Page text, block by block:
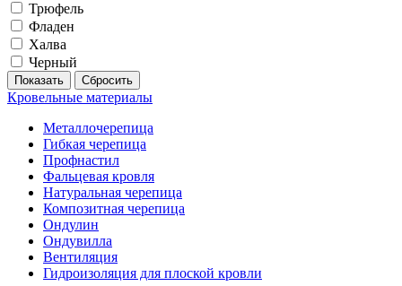
Трюфель
Фладен
Халва
Черный
Кровельные материалы
Металлочерепица
Гибкая черепица
Профнастил
Фальцевая кровля
Натуральная черепица
Композитная черепица
Ондулин
Ондувилла
Вентиляция
Гидроизоляция для плоской кровли